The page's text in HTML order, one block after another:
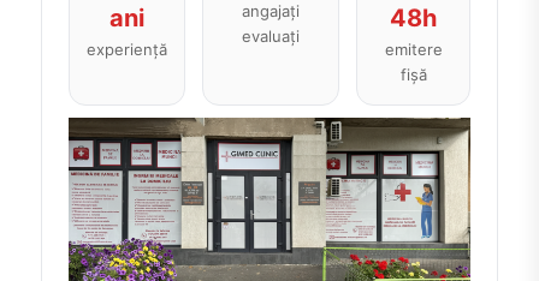
ani
experiență
angajați
evaluați
48h
emitere
fișă